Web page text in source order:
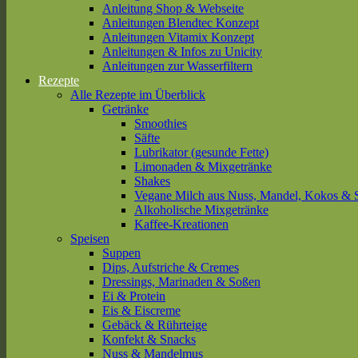
Anleitung Shop & Webseite
Anleitungen Blendtec Konzept
Anleitungen Vitamix Konzept
Anleitungen & Infos zu Unicity
Anleitungen zur Wasserfiltern
Rezepte
Alle Rezepte im Überblick
Getränke
Smoothies
Säfte
Lubrikator (gesunde Fette)
Limonaden & Mixgetränke
Shakes
Vegane Milch aus Nuss, Mandel, Kokos &
Alkoholische Mixgetränke
Kaffee-Kreationen
Speisen
Suppen
Dips, Aufstriche & Cremes
Dressings, Marinaden & Soßen
Ei & Protein
Eis & Eiscreme
Gebäck & Rührteige
Konfekt & Snacks
Nuss & Mandelmus